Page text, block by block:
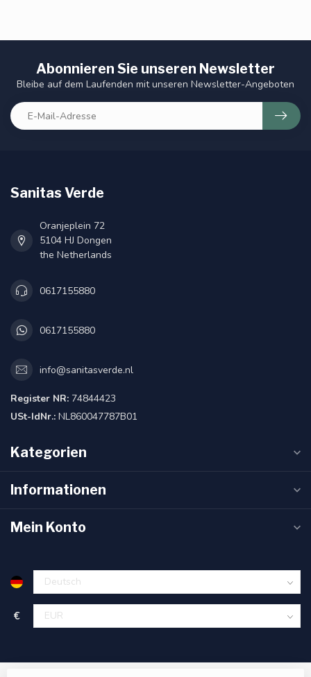
Abonnieren Sie unseren Newsletter
Bleibe auf dem Laufenden mit unseren Newsletter-Angeboten
Sanitas Verde
Oranjeplein 72
5104 HJ Dongen
the Netherlands
0617155880
0617155880
info@sanitasverde.nl
Register NR: 74844423
USt-IdNr.: NL860047787B01
Kategorien
Informationen
Mein Konto
€